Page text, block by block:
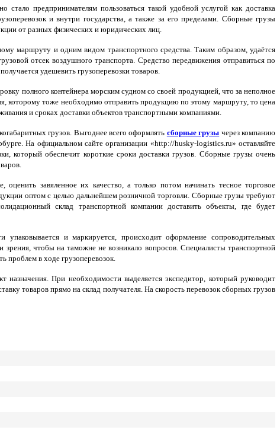
предпринимателям пользоваться такой удобной услугой как доставка
и внутри государства, а также за его пределами. Сборные грузы
от разных физических и юридических лиц.
маршруту и одним видом транспортного средства. Таким образом, удаётся
отсек воздушного транспорта. Средство передвижения отправиться по
удешевить грузоперевозки товаров.
полного контейнера морским судном со своей продукцией, что за неполное
которому тоже необходимо отправить продукцию по этому маршруту, то цена
и сроках доставки объектов транспортными компаниями.
грузов. Выгоднее всего оформлять сборные грузы через компанию
На официальном сайте организации «http://husky-logistics.ru» оставляйте
который обеспечит короткие сроки доставки грузов. Сборные грузы очень
завяленное их качество, а только потом начинать тесное торговое
оптом с целью дальнейшем розничной торговли. Сборные грузы требуют
склад транспортной компании доставить объекты, где будет
и маркируется, происходит оформление сопроводительных
чтобы на таможне не возникало вопросов. Специалисты транспортной
проблем в ходе грузоперевозок.
назначения. При необходимости выделяется экспедитор, который руководит
товаров прямо на склад получателя. На скорость перевозок сборных грузов